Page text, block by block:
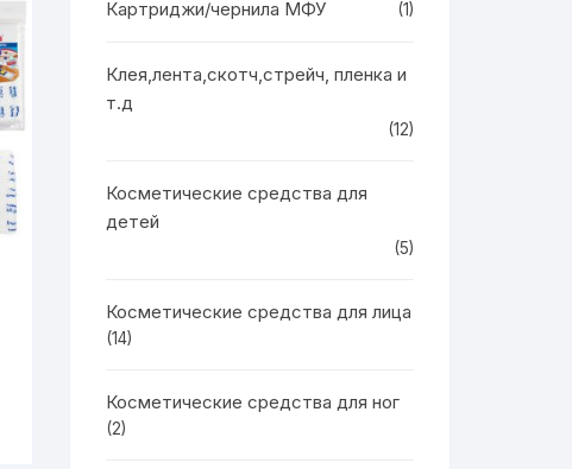
Картриджи/чернила МФУ (1)
Клея,лента,скотч,стрейч, пленка и
т.д
(12)
Косметические средства для
детей
(5)
Косметические средства для лица
(14)
Косметические средства для ног
(2)